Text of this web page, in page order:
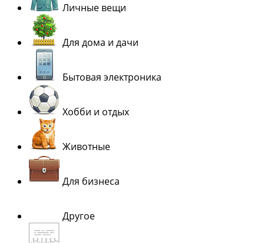
Личные вещи
Для дома и дачи
Бытовая электроника
Хобби и отдых
Животные
Для бизнеса
Другое